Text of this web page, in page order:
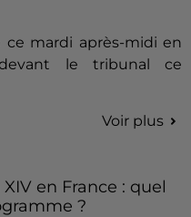
mardi après-midi en
le tribunal ce
Voir plus
en France : quel
?